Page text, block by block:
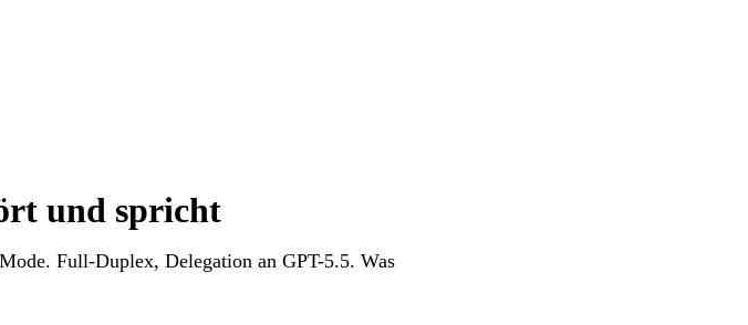
und spricht
Full-Duplex, Delegation an GPT-5.5. Was